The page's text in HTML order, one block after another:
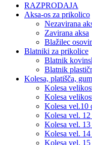
RAZPRODAJA
Aksa-os za prikolico
Nezavirana
Zavirana aksa
Blažilec
Blatniki za prikolice
Blatnik
Blatnik
Kolesa, platišča,
Kolesa
Kolesa
Kolesa vel.10
Kolesa vel. 12
Kolesa vel. 13
Kolesa vel. 14
Kolesa vel. 15